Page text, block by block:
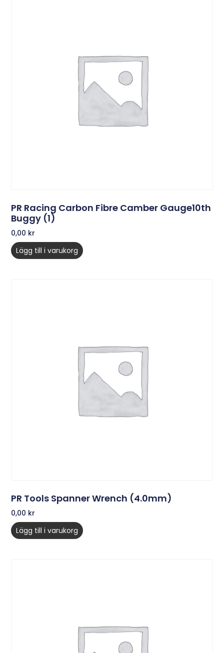
PR Racing Carbon Fibre Camber Gauge10th
Buggy (1)
0,00 kr
Lägg till i varukorg
PR Tools Spanner Wrench (4.0mm)
0,00 kr
Lägg till i varukorg